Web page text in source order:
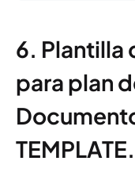
6. Plantilla
para plan